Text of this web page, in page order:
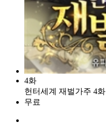
4화
헌터세계 재벌가주 4화
무료